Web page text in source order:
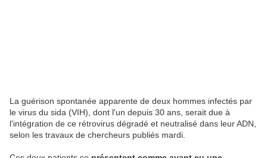
La guérison spontanée apparente de deux hommes infectés par
le virus du sida (VIH), dont l'un depuis 30 ans, serait due à
l'intégration de ce rétrovirus dégradé et neutralisé dans leur ADN,
selon les travaux de chercheurs publiés mardi.